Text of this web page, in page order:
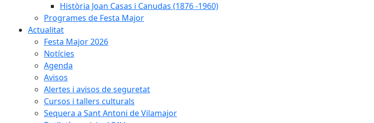
Història Joan Casas i Canudas (1876 -1960)
Programes de Festa Major
Actualitat
Festa Major 2026
Notícies
Agenda
Avisos
Alertes i avisos de seguretat
Cursos i tallers culturals
Sequera a Sant Antoni de Vilamajor